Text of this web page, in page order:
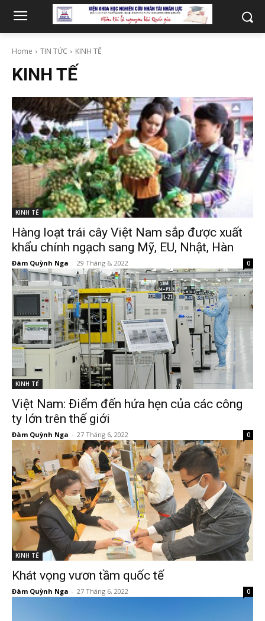
Home TIN TỨC KINH TẾ
KINH TẾ
KINH TẾ
Hàng loạt trái cây Việt Nam sắp được xuất
khẩu chính ngạch sang Mỹ, EU, Nhật, Hàn
Đàm Quỳnh Nga - 29 Tháng 6, 2022 0
KINH TẾ
Việt Nam: Điểm đến hứa hẹn của các công
ty lớn trên thế giới
Đàm Quỳnh Nga - 27 Tháng 6, 2022 0
KINH TẾ
Khát vọng vươn tầm quốc tế
Đàm Quỳnh Nga - 27 Tháng 6, 2022 0